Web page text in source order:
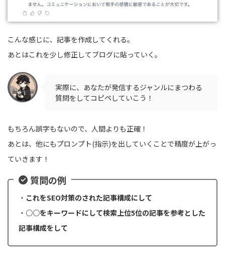
こんな感じに、記事を作成してくれる。
あとはこれを少し修正してブログに貼っていく。
実際に、あなたが発信するジャンルにまつわる
質問をしてコピペしていこう！
もちろん誤字もないので、人間よりも正確！
あとは、他にもプロンプト(指示)を出していくことで精度が上がっ
ていきます！
質問の例
・ これをSEO対策のされた記事構成にして
・ ○○をキーワードにして検索上位5位の記事を参考とした
記事構成をして